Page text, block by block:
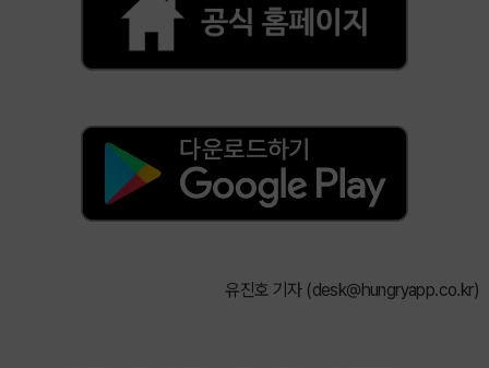
유진호 기자 (desk@hungryapp.co.kr)